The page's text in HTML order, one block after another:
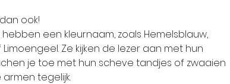
ook!
een kleurnaam, zoals Hemelsblauw,
Ze kijken de lezer aan met hun
je toe met hun scheve tandjes of zwaaien
tegelijk.